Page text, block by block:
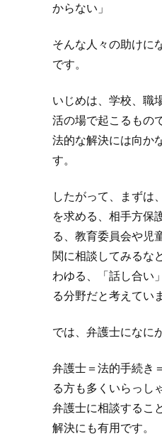
からない」
そんな人々の助けに
です。
いじめは、学校、職
活の場で起こるもの
法的な解決には向か
す。
したがって、まずは
を求める、相手方保
る、教育委員会や児
関に相談してみるな
わゆる、「話し合い
る分野だと考えてい
では、弁護士になに
弁護士＝法的手続き
る方も多くいらっし
弁護士に相談するこ
解決にも有用です。